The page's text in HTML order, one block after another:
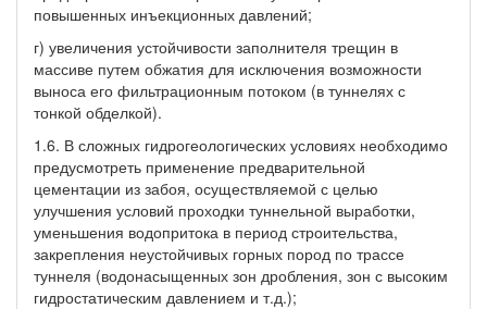
повышенных инъекционных давлений;
г) увеличения устойчивости заполнителя трещин в
массиве путем обжатия для исключения возможности
выноса его фильтрационным потоком (в туннелях с
тонкой обделкой).
1.6. В сложных гидрогеологических условиях необходимо
предусмотреть применение предварительной
цементации из забоя, осуществляемой с целью
улучшения условий проходки туннельной выработки,
уменьшения водопритока в период строительства,
закрепления неустойчивых горных пород по трассе
туннеля (водонасыщенных зон дробления, зон с высоким
гидростатическим давлением и т.д.);